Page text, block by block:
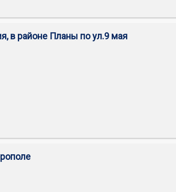
в районе Планы по ул.9 мая